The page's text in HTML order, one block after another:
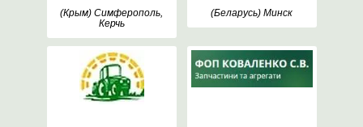
(Крым) Симферополь,
Керчь
(Беларусь) Минск